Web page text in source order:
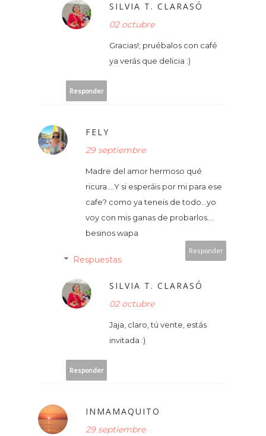
SILVIA T. CLARASÓ
02 octubre
Gracias!; pruébalos con café
ya verás que delicia :)
Responder
FELY
29 septiembre
Madre del amor hermoso qué
ricura....Y si esperáis por mi para ese
cafe? como ya teneis de todo...yo
voy con mis ganas de probarlos....
besinos wapa
Responder
Respuestas
SILVIA T. CLARASÓ
02 octubre
Jaja, claro, tú vente, estás
invitada :)
Responder
INMAMAQUITO
29 septiembre